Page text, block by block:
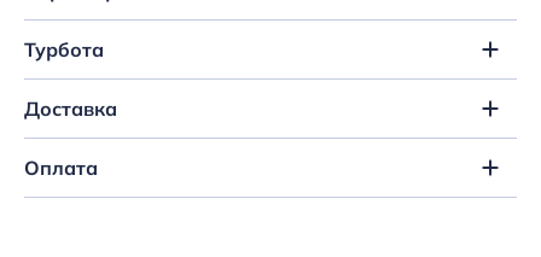
Турбота
Доставка
Оплата